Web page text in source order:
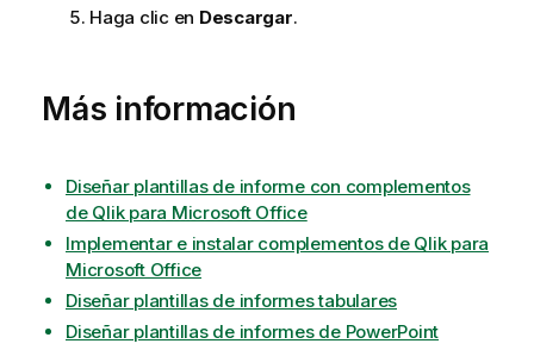
r
e
Haga clic en Descargar.
Más información
Diseñar plantillas de informe con complementos
de Qlik para Microsoft Office
Implementar e instalar complementos de Qlik para
Microsoft Office
Diseñar plantillas de informes tabulares
Diseñar plantillas de informes de PowerPoint